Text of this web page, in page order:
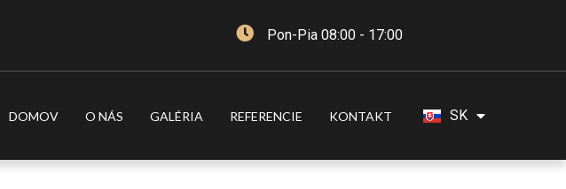
Pon-Pia 08:00 - 17:00
DOMOV O NÁS GALÉRIA REFERENCIE KONTAKT SK
FR